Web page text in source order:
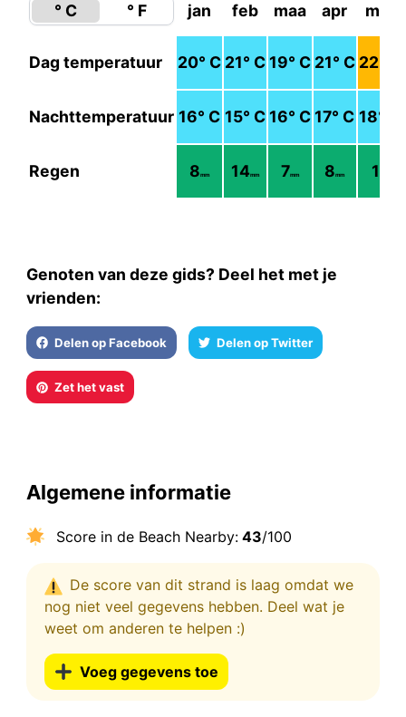
° C ° F jan feb maa apr mei
Dag temperatuur 20° C 21° C 19° C 21° C 22° C
Nachttemperatuur 16° C 15° C 16° C 17° C 18° C
Regen 8mm 14mm 7mm 8mm 1
Genoten van deze gids? Deel het met je
vrienden:
Delen op Facebook Delen op Twitter
Zet het vast
Algemene informatie
Score in de Beach Nearby:43/100
De score van dit strand is laag omdat we
nog niet veel gegevens hebben. Deel wat je
weet om anderen te helpen :)
Voeg gegevens toe